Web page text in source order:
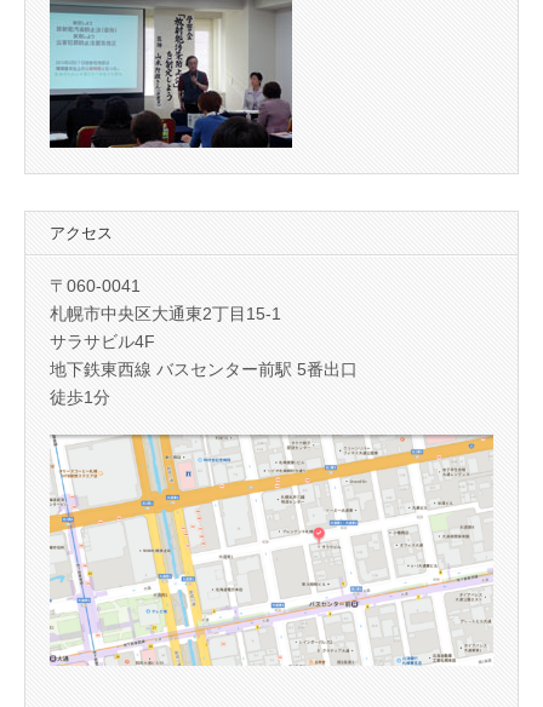
アクセス
〒060-0041
札幌市中央区大通東2丁目15-1
サラサビル4F
地下鉄東西線 バスセンター前駅 5番出口
徒歩1分